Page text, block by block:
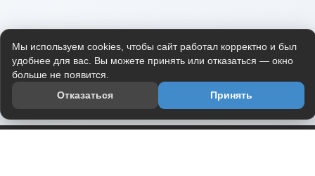
Мы используем cookies, чтобы сайт работал корректно и был
удобнее для вас. Вы можете принять или отказаться — окно
больше не появится.
Отказаться
Принять